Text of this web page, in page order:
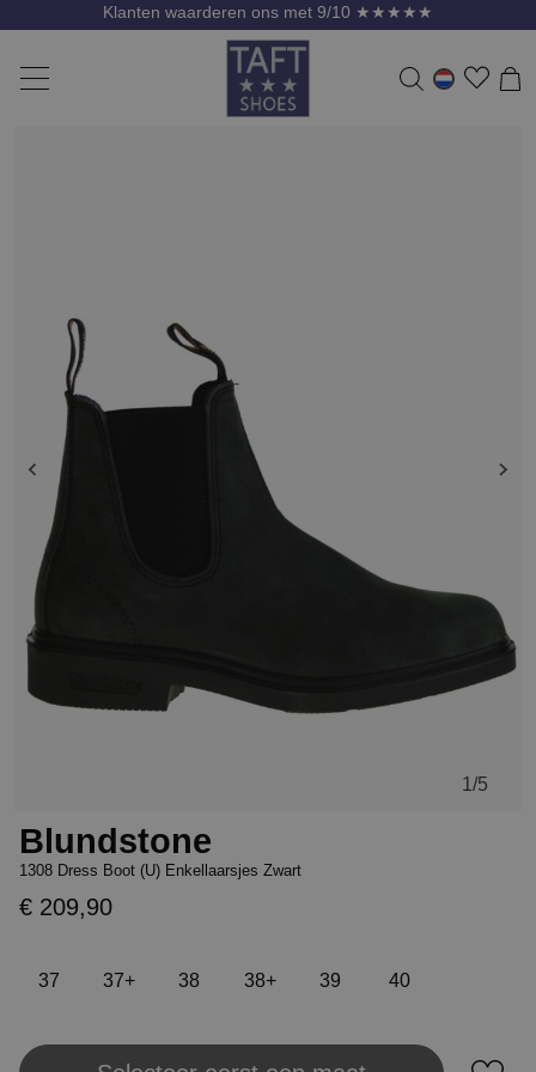
Klanten waarderen ons met 9/10 ★★★★★
1 /5
Blundstone
1308 Dress Boot (U) Enkellaarsjes Zwart
€ 209,90
37 37+ 38 38+ 39 40